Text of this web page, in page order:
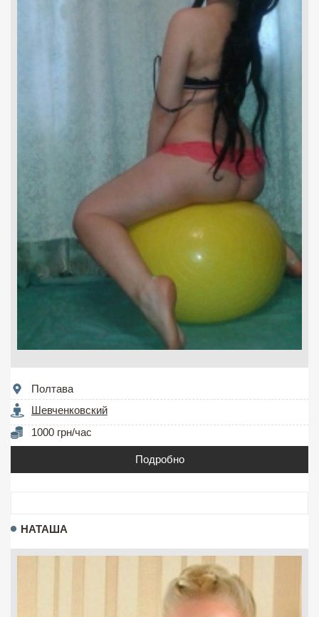
Полтава
Шевченковский
1000 грн/час
Подробно
НАТАША